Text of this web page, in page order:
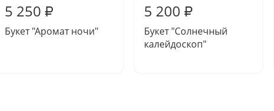
5 250 ₽
Букет "Аромат ночи"
5 200 ₽
Букет "Солнечный
калейдоскоп"